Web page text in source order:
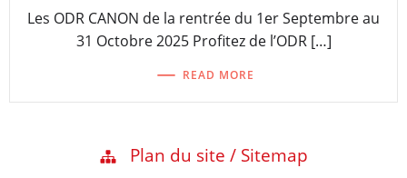
Les ODR CANON de la rentrée du 1er Septembre au
31 Octobre 2025 Profitez de l’ODR […]
READ MORE
Plan du site / Sitemap